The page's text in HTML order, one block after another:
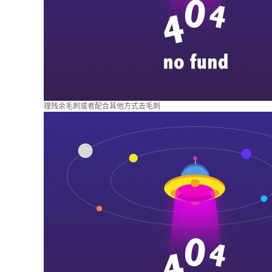
理残余毛刺或者配合其他方式去毛刺